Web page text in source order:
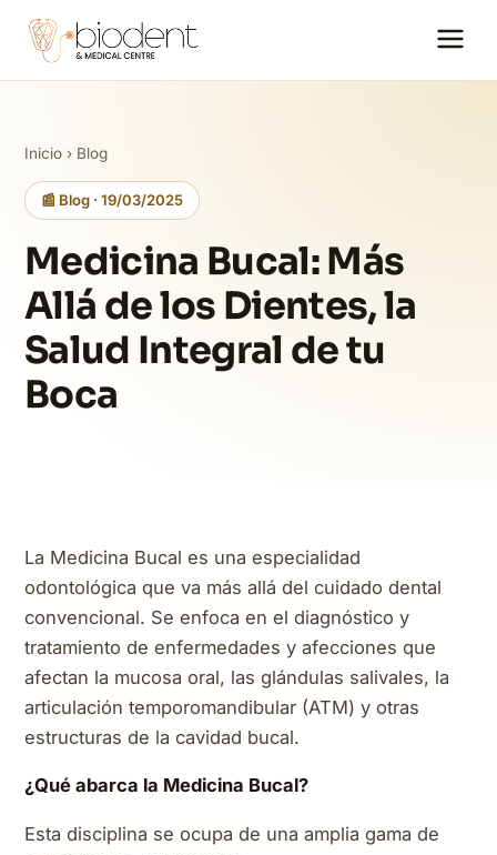
Inicio › Blog
📰 Blog · 19/03/2025
Medicina Bucal: Más
Allá de los Dientes, la
Salud Integral de tu
Boca
La Medicina Bucal es una especialidad
odontológica que va más allá del cuidado dental
convencional. Se enfoca en el diagnóstico y
tratamiento de enfermedades y afecciones que
afectan la mucosa oral, las glándulas salivales, la
articulación temporomandibular (ATM) y otras
estructuras de la cavidad bucal.
¿Qué abarca la Medicina Bucal?
Esta disciplina se ocupa de una amplia gama de